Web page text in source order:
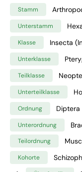
Stamm
Unterstamm
Klasse Insecta
Unterklasse
Teilklasse
Unterteilklasse
Ordnung Diptera
Unterordnung
Teilordnung
Kohorte